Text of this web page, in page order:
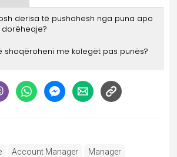
Account Manager
Manager